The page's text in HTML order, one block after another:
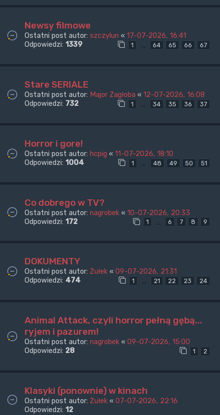
Newsy filmowe
Ostatni post autor: szczylun « 17-07-2026, 16:41
Odpowiedzi: 1339 1 … 64 65 66 67
Stare SERIALE
Ostatni post autor: Major Zagłoba « 12-07-2026, 16:08
Odpowiedzi: 732 1 … 34 35 36 37
Horror i gore!
Ostatni post autor: hcpig « 11-07-2026, 18:10
Odpowiedzi: 1004 1 … 48 49 50 51
Co dobrego w TV?
Ostatni post autor: nagrobek « 10-07-2026, 20:33
Odpowiedzi: 172 1 … 6 7 8 9
DOKUMENTY
Ostatni post autor: Żułek « 09-07-2026, 21:31
Odpowiedzi: 474 1 … 21 22 23 24
Animal Attack, czyli horror pełną gębą...
ryjem i pazurem!
Ostatni post autor: nagrobek « 09-07-2026, 15:00
Odpowiedzi: 28 1 2
Klasyki (ponownie) w kinach
Ostatni post autor: Żułek « 07-07-2026, 22:16
Odpowiedzi: 12